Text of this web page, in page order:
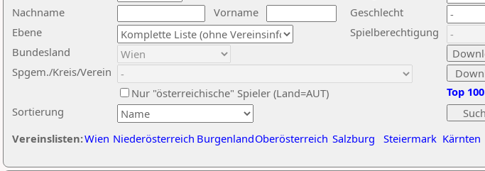
Nachname
Vorname
Ebene
Sortierung
Bundesland
Spgem./Kreis/Verein
Geschlecht
Nur "österreichische" Spieler (Land=AUT)
Spielberechtigung
Vereinslisten:Wien Niederösterreich BurgenlandOberösterreich Salzburg Steiermark Kärnten
Top 100